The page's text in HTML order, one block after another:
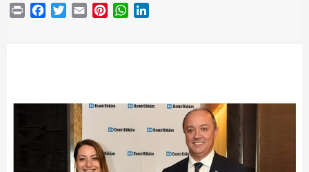
Print FacebookTwitterEmail PinterestWhatsApp